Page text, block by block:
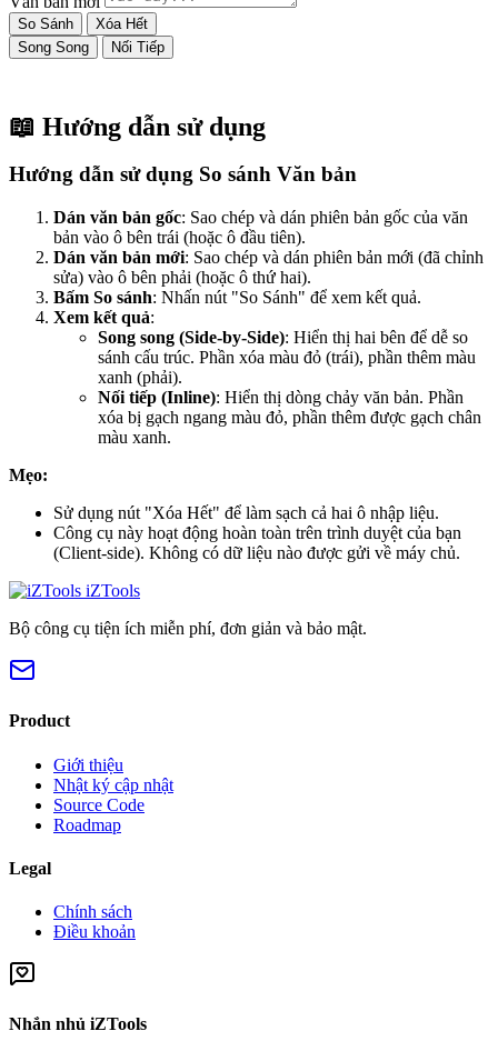
So Sánh
Xóa Hết
Song Song
Nối Tiếp
📖 Hướng dẫn sử dụng
Hướng dẫn sử dụng So sánh Văn bản
Dán văn bản gốc: Sao chép và dán phiên bản gốc của văn
bản vào ô bên trái (hoặc ô đầu tiên).
Dán văn bản mới: Sao chép và dán phiên bản mới (đã chỉnh
sửa) vào ô bên phải (hoặc ô thứ hai).
Bấm So sánh: Nhấn nút "So Sánh" để xem kết quả.
Xem kết quả:
Song song (Side-by-Side): Hiển thị hai bên để dễ so
sánh cấu trúc. Phần xóa màu đỏ (trái), phần thêm màu
xanh (phải).
Nối tiếp (Inline): Hiển thị dòng chảy văn bản. Phần
xóa bị gạch ngang màu đỏ, phần thêm được gạch chân
màu xanh.
Mẹo:
Sử dụng nút "Xóa Hết" để làm sạch cả hai ô nhập liệu.
Công cụ này hoạt động hoàn toàn trên trình duyệt của bạn
(Client-side). Không có dữ liệu nào được gửi về máy chủ.
iZTools
Bộ công cụ tiện ích miễn phí, đơn giản và bảo mật.
Product
Giới thiệu
Nhật ký cập nhật
Source Code
Roadmap
Legal
Chính sách
Điều khoản
Nhắn nhủ iZTools